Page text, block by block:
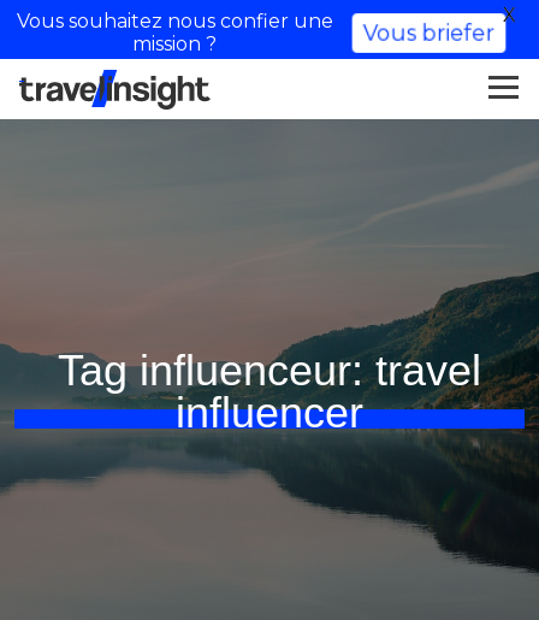
Tag influenceur:travel
influencer
Vous souhaitez nous confier une
mission ?
Vous briefer
X